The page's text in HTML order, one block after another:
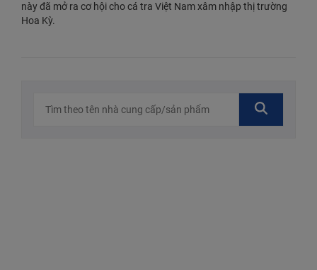
này đã mở ra cơ hội cho cá tra Việt Nam xâm nhập thị trường
Hoa Kỳ.